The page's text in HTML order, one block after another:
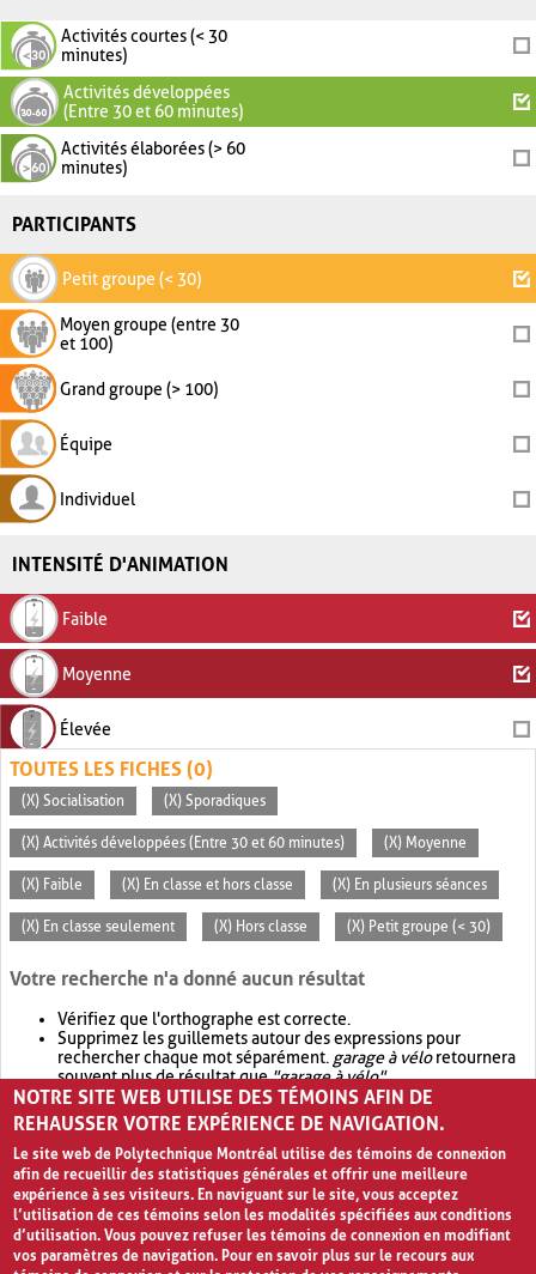
Activités courtes (< 30
minutes)
Activités développées
(Entre 30 et 60 minutes)
Activités élaborées (> 60
minutes)
PARTICIPANTS
Petit groupe (< 30)
Moyen groupe (entre 30
et 100)
Grand groupe (> 100)
Équipe
Individuel
INTENSITÉ D'ANIMATION
Faible
Moyenne
Élevée
TOUTES LES FICHES (0)
(X) Socialisation (X) Sporadiques
(X) Activités développées (Entre 30 et 60 minutes) (X) Moyenne
(X) Faible (X) En classe et hors classe (X) En plusieurs séances
(X) En classe seulement (X) Hors classe (X) Petit groupe (< 30)
Votre recherche n'a donné aucun résultat
Vérifiez que l'orthographe est correcte.
Supprimez les guillemets autour des expressions pour
rechercher chaque mot séparément. garage à véloretournera
souvent plus de résultat que"garage à vélo".
Envisagez d'élargir votre recherche avec OR.garage OR vélo
retournera souvent plus de résultat quegarage à vélo
NOTRE SITE WEB UTILISE DES TÉMOINS AFIN DE
REHAUSSER VOTRE EXPÉRIENCE DE NAVIGATION.
Le site web de Polytechnique Montréal utilise des témoins de connexion
afin de recueillir des statistiques générales et offrir une meilleure
expérience à ses visiteurs. En naviguant sur le site, vous acceptez
l’utilisation de ces témoins selon les modalités spécifiées aux conditions
d’utilisation. Vous pouvez refuser les témoins de connexion en modifiant
vos paramètres de navigation. Pour en savoir plus sur le recours aux